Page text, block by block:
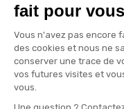
Tissu haute
Tissu facile
fait pour vous
Plateforme
Vous n'avez pas encore
des cookies et nous ne
conserver une trace de
vos futures visites et
vous.